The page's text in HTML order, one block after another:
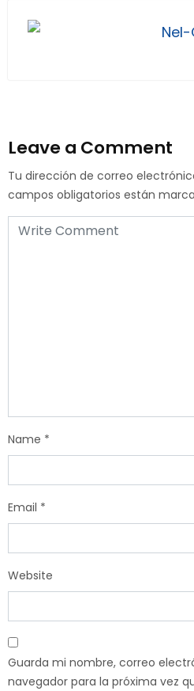
Leave a Comment
Tu dirección de correo
campos obligatorios están
Name *
Email *
Website
Guarda mi nombre, correo
navegador para la próxima vez